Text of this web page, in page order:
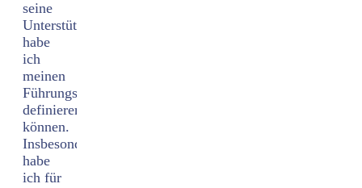
seine
Unterstützung
habe
ich
meinen
Führungsstil
definieren
können.
Insbesondere
habe
ich für